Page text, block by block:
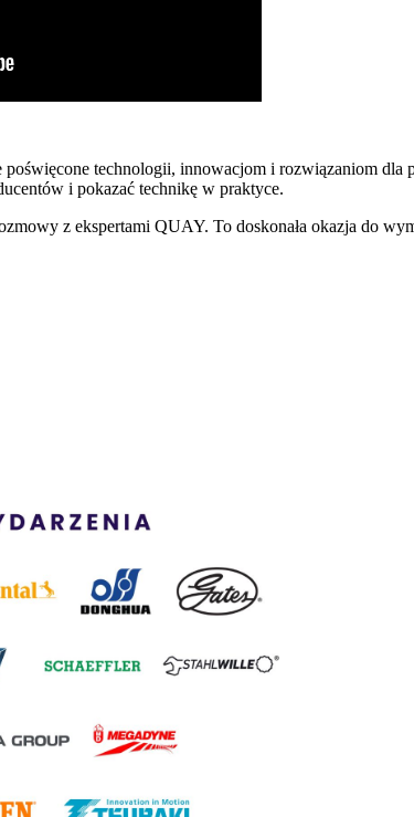
technologii, innowacjom i rozwiązaniom dla
i pokazać technikę w praktyce.
z ekspertami QUAY. To doskonała okazja do